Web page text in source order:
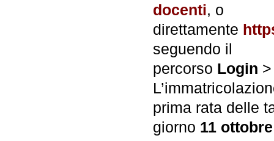
docenti, o
direttamente
seguendo il
percorso Login
prima rata delle
giorno 11